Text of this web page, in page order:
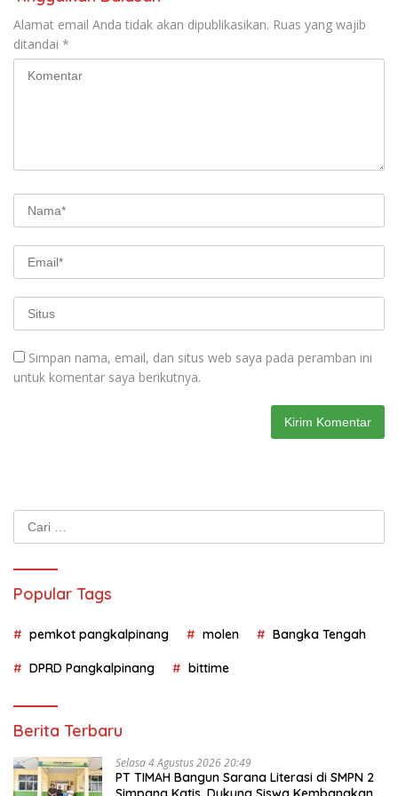
Alamat email Anda tidak akan dipublikasikan. Ruas yang wajib
ditandai *
Simpan nama, email, dan situs web saya pada peramban ini
untuk komentar saya berikutnya.
Popular Tags
pemkot pangkalpinang molen Bangka Tengah
DPRD Pangkalpinang bittime
Berita Terbaru
Selasa 4 Agustus 2026 20:49
PT TIMAH Bangun Sarana Literasi di SMPN 2